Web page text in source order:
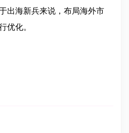
出海新兵来说，布局海外市
优化。